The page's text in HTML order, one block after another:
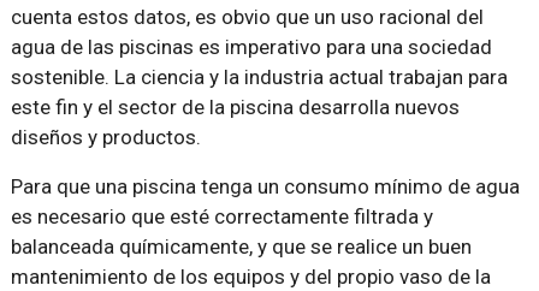
cuenta estos datos, es obvio que un uso racional del
agua de las piscinas es imperativo para una sociedad
sostenible. La ciencia y la industria actual trabajan para
este fin y el sector de la piscina desarrolla nuevos
diseños y productos.
Para que una piscina tenga un consumo mínimo de agua
es necesario que esté correctamente filtrada y
balanceada químicamente, y que se realice un buen
mantenimiento de los equipos y del propio vaso de la